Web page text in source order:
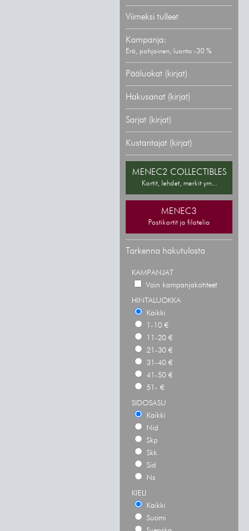
Viimeksi tulleet
Kampanja:
Erä, pohjoinen, luonto -30 %
Pääluokat (kirjat)
Hakusanat (kirjat)
Sarjat (kirjat)
Kustantajat (kirjat)
MENEC2 COLLECTIBLES
Kortit, lehdet, merkit ym...
MENEC3
Postikortit ja filatelia
Tarkenna hakutulosta
KAMPANJAT
Vain kampanjakohteet
HINTALUOKKA
Kaikki
1-10 €
11-20 €
21-30 €
31-40 €
41-50 €
51- €
SIDOSASU
Kaikki
Nid
Skp
Skk
Sid
Ns
KIELI
Kaikki
Suomi